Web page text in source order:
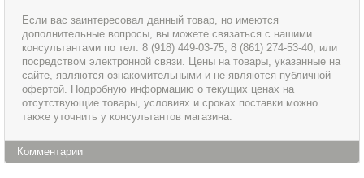
Если вас заинтересовал данный товар, но имеются
дополнительные вопросы, вы можете связаться с нашими
консультантами по тел. 8 (918) 449-03-75, 8 (861) 274-53-40, или
посредством электронной связи. Цены на товары, указанные на
сайте, являются ознакомительными и не являются публичной
офертой. Подробную информацию о текущих ценах на
отсутствующие товары, условиях и сроках поставки можно
также уточнить у консультантов магазина.
Комментарии